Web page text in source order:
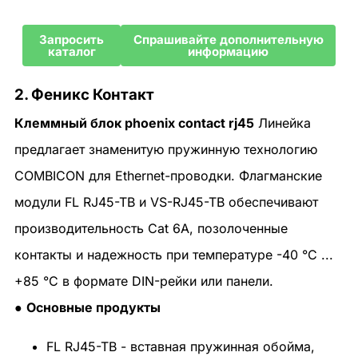
Запросить
каталог
Спрашивайте дополнительную
информацию
2. Феникс Контакт
Клеммный блок phoenix contact rj45 Линейка
предлагает знаменитую пружинную технологию
COMBICON для Ethernet-проводки. Флагманские
модули FL RJ45-TB и VS-RJ45-TB обеспечивают
производительность Cat 6A, позолоченные
контакты и надежность при температуре -40 °C ...
+85 °C в формате DIN-рейки или панели.
● Основные продукты
FL RJ45-TB - вставная пружинная обойма,